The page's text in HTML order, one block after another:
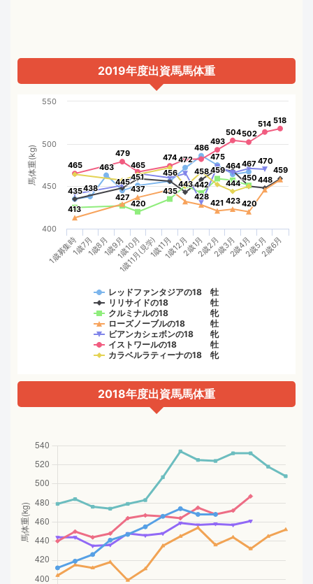
2019年度出資馬馬体重
馬体重(kg)
435
435438
438
463
463
445
445451
451 456
456
472
472
486
486
475
475
464
464467
467
443
443
458
458
450
450448
448
459
459
427
427
420
420
435
435
442
442
459
459
413
413
437
437
428
428
421
421 423
423420
420
465
465 470
470
465
465
479
479 474
474
493
493
504
504502
502
514
514 518
518
444
444
レッドファンタジアの18 牡
リリサイドの18 牡
クルミナルの18 牝
ローズノーブルの18 牡
ビアンカシェボンの18 牝
イストワールの18 牡
カラベルラティーナの18 牝
1歳募集時1歳7月1歳8月1歳9月1歳10月
1歳11月(見学)1歳11月1歳12月2歳1月2歳2月2歳3月2歳4月2歳5月2歳6月
400
450
500
550
2018年度出資馬馬体重